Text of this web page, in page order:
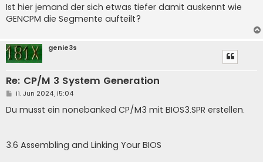
Ist hier jemand der sich etwas tiefer damit auskennt wie
GENCPM die Segmente aufteilt?
genie3s
Re: CP/M 3 System Generation
B
i
t
11. Jun 2024, 15:04
Du musst ein nonebanked CP/M3 mit BIOS3.SPR erstellen.
3.6 Assembling and Linking Your BIOS